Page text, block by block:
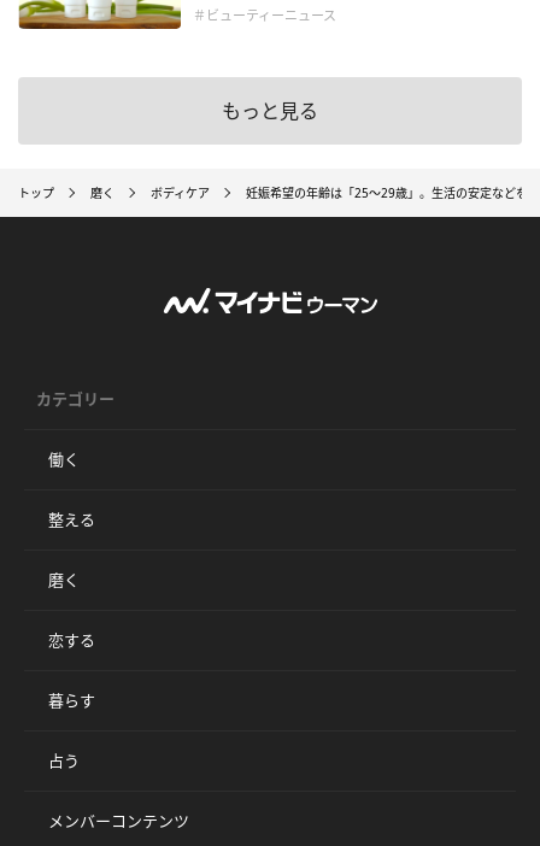
＃ビューティーニュース
もっと見る
トップ 磨く ボディケア 妊娠希望の年齢は「25～29歳」。生活の安定などを
カテゴリー
働く
整える
磨く
恋する
暮らす
占う
メンバーコンテンツ